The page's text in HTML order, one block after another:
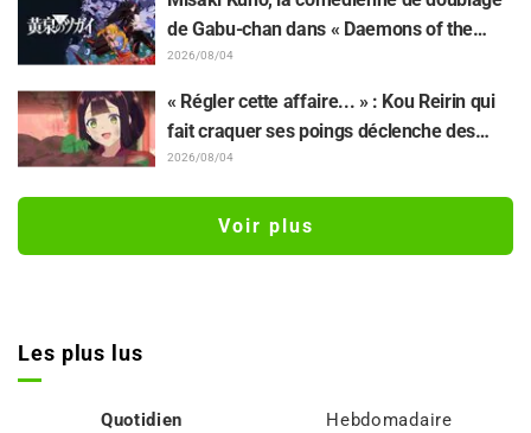
Jaadugar: A Witch in Mongolia »
de Gabu-chan dans « Daemons of the
Shadow Realm » : « Je tremblais de tout
mon corps et je pleurais... » Elle révèle les
coulisses de son "interprétation magistrale
et habitée" dans l'épisode 17
2026/08/04
« Régler cette affaire... » : Kou Reirin qui
fait craquer ses poings déclenche des
réactions comme « Quelle tête de mule
4 de « Though I Am an Inept Villainess »
2026/08/04
Voir plus
Les plus lus
Quotidien Hebdomadaire